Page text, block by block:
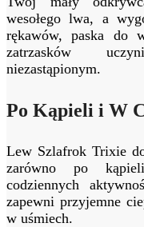
wesołego lwa, a
rękawów, paska do
zatrzasków
niezastąpionym.
Po Kąpieli i W
Lew Szlafrok Trixie
zarówno po
codziennych
zapewni przyjemne
w uśmiech.